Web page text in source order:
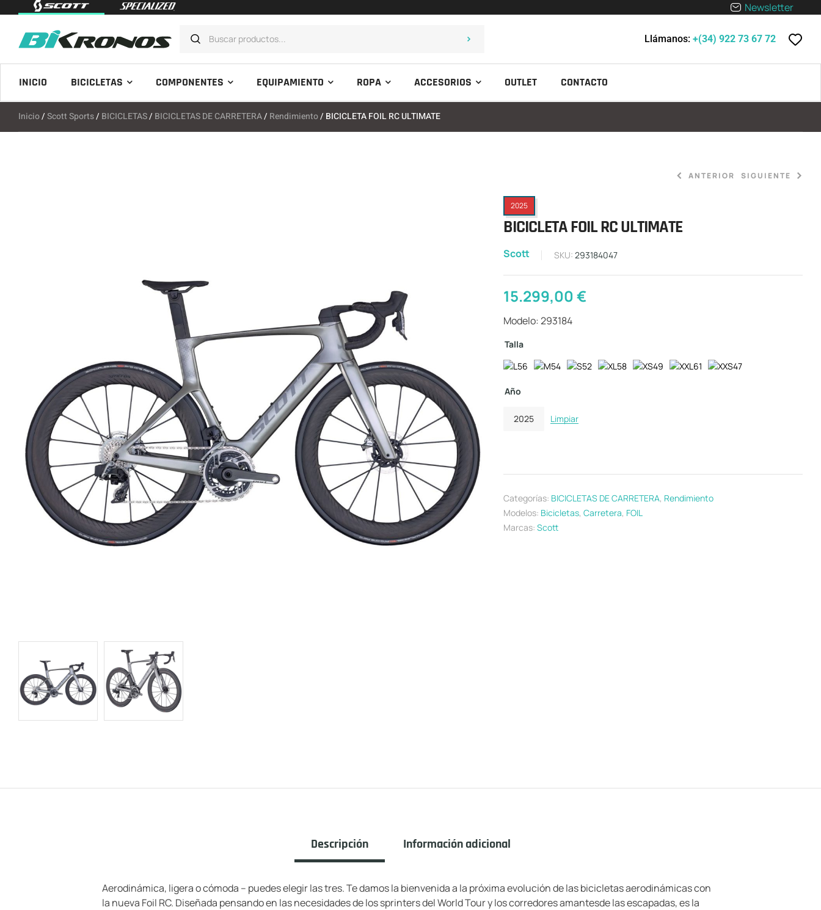
Newsletter
Llámanos: +(34) 922 73 67 72
INICIO BICICLETAS COMPONENTES EQUIPAMIENTO ROPA ACCESORIOS OUTLET CONTACTO
Inicio/Scott Sports/ BICICLETAS/ BICICLETAS DE CARRETERA/ Rendimiento/ BICICLETA FOIL RC ULTIMATE
ANTERIOR SIGUIENTE
2025
BICICLETA FOIL RC ULTIMATE
Scott SKU: 293184047
15.299,00€
Modelo: 293184
Talla
Año
2025 Limpiar
Categorías: BICICLETAS DE CARRETERA, Rendimiento
Modelos: Bicicletas, Carretera, FOIL
Marcas: Scott
Descripción Información adicional
Aerodinámica, ligera o cómoda – puedes elegir las tres. Te damos la bienvenida a la próxima evolución de las bicicletas aerodinámicas con
la nueva Foil RC. Diseñada pensando en las necesidades de los sprinters del World Tour y los corredores amantesde las escapadas, es la